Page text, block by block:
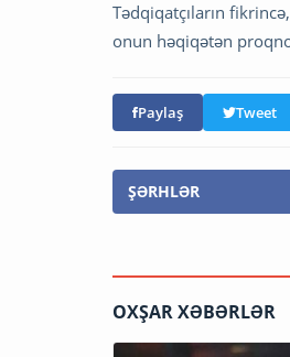
Tədqiqatçıların
onun həqiqətən
Paylaş Tweet
ŞƏRHLƏR
OXŞAR XƏBƏRLƏR